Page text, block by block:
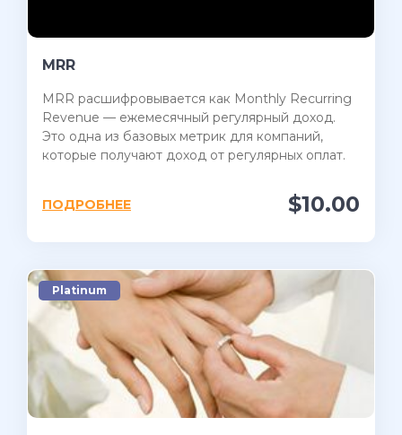
MRR
MRR расшифровывается как Monthly Recurring
Revenue — ежемесячный регулярный доход.
Это одна из базовых метрик для компаний,
которые получают доход от регулярных оплат.
$10.00
ПОДРОБНЕЕ
Platinum